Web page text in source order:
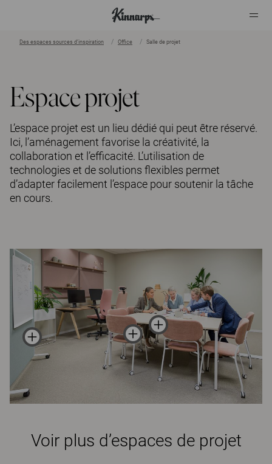
Des espaces sources d’inspiration Office Salle de projet
Espace projet
L’espace projet est un lieu dédié qui peut être réservé.
Ici, l’aménagement favorise la créativité, la
collaboration et l’efficacité. L’utilisation de
technologies et de solutions flexibles permet
d’adapter facilement l’espace pour soutenir la tâche
en cours.
Voir plus d’espaces de projet